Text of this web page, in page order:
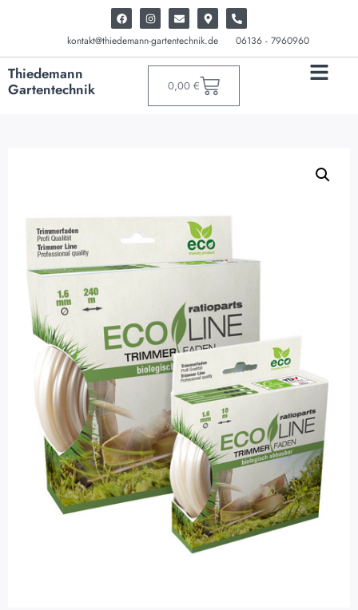
kontakt@thiedemann-gartentechnik.de 06136 - 7960960
Thiedemann
Gartentechnik
0,00 €